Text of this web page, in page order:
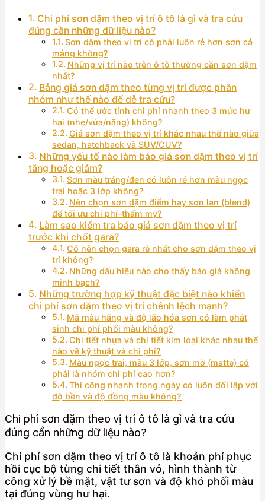
Chi phí sơn dặm theo vị trí ô tô là gì và tra cứu
đúng cần những dữ liệu nào?
Sơn dặm theo vị trí có phải luôn rẻ hơn sơn cả
mảng không?
Những vị trí nào trên ô tô thường cần sơn dặm
nhất?
Bảng giá sơn dặm theo từng vị trí được phân
nhóm như thế nào để dễ tra cứu?
Có thể ước tính chi phí nhanh theo 3 mức hư
hại (nhẹ/vừa/nặng) không?
Giá sơn dặm theo vị trí khác nhau thế nào giữa
sedan, hatchback và SUV/CUV?
Những yếu tố nào làm báo giá sơn dặm theo vị trí
tăng hoặc giảm?
Sơn màu trắng/đen có luôn rẻ hơn màu ngọc
trai hoặc 3 lớp không?
Nên chọn sơn dặm điểm hay sơn lan (blend)
để tối ưu chi phí–thẩm mỹ?
Làm sao kiểm tra báo giá sơn dặm theo vị trí
trước khi chốt gara?
Có nên chọn gara rẻ nhất cho sơn dặm theo vị
trí không?
Những dấu hiệu nào cho thấy báo giá không
minh bạch?
Những trường hợp kỹ thuật đặc biệt nào khiến
chi phí sơn dặm theo vị trí chênh lệch mạnh?
Mã màu hãng và độ lão hóa sơn có làm phát
sinh chi phí phối màu không?
Chi tiết nhựa và chi tiết kim loại khác nhau thế
nào về kỹ thuật và chi phí?
Màu ngọc trai, màu 3 lớp, sơn mờ (matte) có
phải là nhóm chi phí cao hơn?
Thi công nhanh trong ngày có luôn đối lập với
độ bền và độ đồng màu không?
Chi phí sơn dặm theo vị trí ô tô là gì và tra cứu
đúng cần những dữ liệu nào?
Chi phí sơn dặm theo vị trí ô tô là khoản phí phục
hồi cục bộ từng chi tiết thân vỏ, hình thành từ
công xử lý bề mặt, vật tư sơn và độ khó phối màu
tại đúng vùng hư hại.